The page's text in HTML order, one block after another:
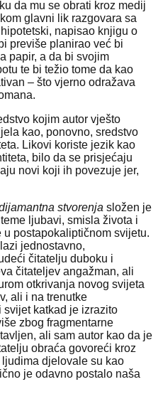
da mu se obrati kroz medij
glavni lik razgovara sa
napisao knjigu o
previše planirao već bi
papir, a da bi svojim
te bi težio tome da kao
– što vjerno odražava
kojim autor vješto
kao, ponovno, sredstvo
Likovi koriste jezik kao
bilo da se prisjećaju
novi koji ih povezuje jer,
stvorenja složen je
ljubavi, smisla života i
postapokaliptičnom svijetu.
jednostavno,
čitatelju duboku i
čitateljev angažman, ali
otkrivanja novog svijeta
ali i na trenutke
svijet katkad je izrazito
zbog fragmentarne
ali sam autor kao da je
obraća govoreći kroz
ljudima djelovale su kao
je odavno postalo naša